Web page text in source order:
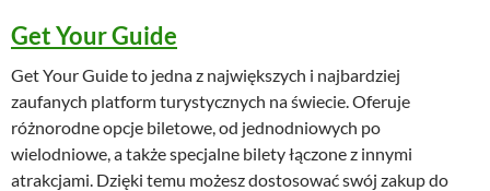
Get Your Guide
Get Your Guide to jedna z największych i najbardziej
zaufanych platform turystycznych na świecie. Oferuje
różnorodne opcje biletowe, od jednodniowych po
wielodniowe, a także specjalne bilety łączone z innymi
atrakcjami. Dzięki temu możesz dostosować swój zakup do